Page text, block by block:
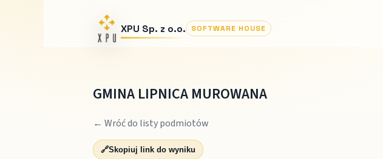
XPU Sp. z o.o. SOFTWARE HOUSE
GMINA LIPNICA MUROWANA
← Wróć do listy podmiotów
🔗Skopiuj link do wyniku